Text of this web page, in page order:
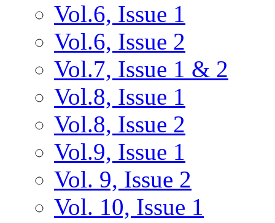
Vol.6, Issue 1
Vol.6, Issue 2
Vol.7, Issue 1 & 2
Vol.8, Issue 1
Vol.8, Issue 2
Vol.9, Issue 1
Vol. 9, Issue 2
Vol. 10, Issue 1